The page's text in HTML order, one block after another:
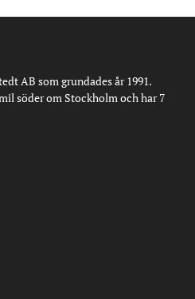
AB som grundades år 1991.
söder om Stockholm och har 7